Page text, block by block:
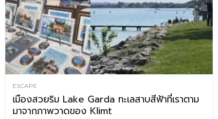
ESCAPE
เมืองสวยริม Lake Garda ทะเลสาบสีฟ้าที่เราตาม
มาจากภาพวาดของ Klimt